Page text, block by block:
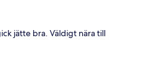
jätte bra. Väldigt nära till